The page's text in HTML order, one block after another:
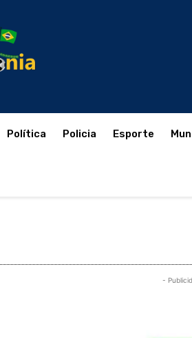
Política Policia Esporte
-